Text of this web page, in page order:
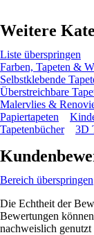
Weitere
Liste überspringen
Farben, Tapeten &
Selbstklebende
Überstreichbare
Malervlies &
Papiertapeten
Tapetenbücher
3D
Bereich überspringen
Die Echtheit der
Bewertungen
nachweislich